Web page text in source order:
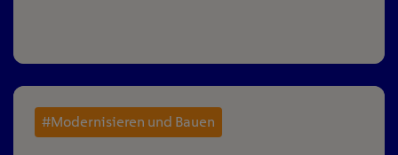
#Modernisieren und Bauen